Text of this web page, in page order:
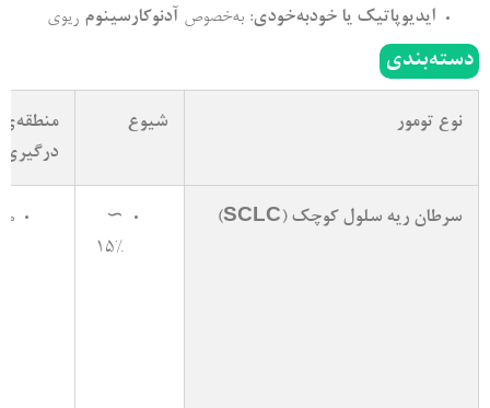
ایدیوپاتیک یا خودبه­‌خودی: به‌­خصوص آدنوکارسینوم ریوی
دسته‌بندی
نوع تومور شیوع
منطقه­‌ی
درگیری
سرطان ریه سلول کوچک (SCLC)
∼
15%